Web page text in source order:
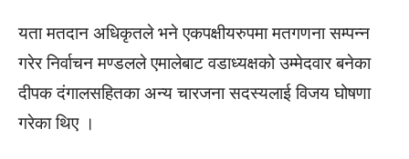
यता मतदान अधिकृतले भने एकपक्षीयरुपमा मतगणना सम्पन्न
गरेर निर्वाचन मण्डलले एमालेबाट वडाध्यक्षको उम्मेदवार बनेका
दीपक दंगालसहितका अन्य चारजना सदस्यलाई विजय घोषणा
गरेका थिए ।